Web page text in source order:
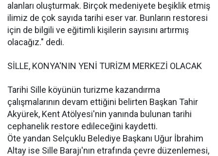
alanları oluşturmak. Birçok medeniyete beşiklik etmiş
ilimiz de çok sayıda tarihi eser var. Bunların restoresi
için de bilgili ve eğitimli kişilerin sayısını artırmış
olacağız." dedi.
SİLLE, KONYA'NIN YENİ TURİZM MERKEZİ OLACAK
Tarihi Sille köyünün turizme kazandırma
çalışmalarının devam ettiğini belirten Başkan Tahir
Akyürek, Kent Atölyesi'nin yanında bulunan tarihi
cephanelik restore edileceğini kaydetti.
Öte yandan Selçuklu Belediye Başkanı Uğur İbrahim
Altay ise Sille Barajı'nın etrafında çevre düzenlemesi,